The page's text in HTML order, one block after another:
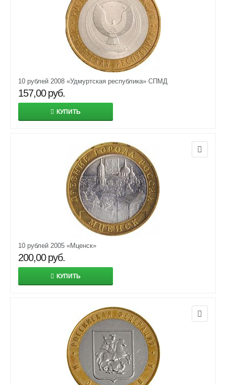
10 рублей 2008 «Удмуртская республика» СПМД
157,00 руб.
КУПИТЬ
10 рублей 2005 «Мценск»
200,00 руб.
КУПИТЬ